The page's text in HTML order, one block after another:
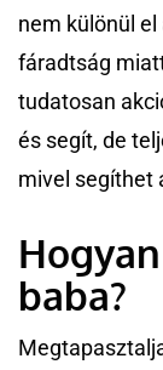
nem különül
fáradtság
tudatosan
és segít, de
mivel segíthet
baba?